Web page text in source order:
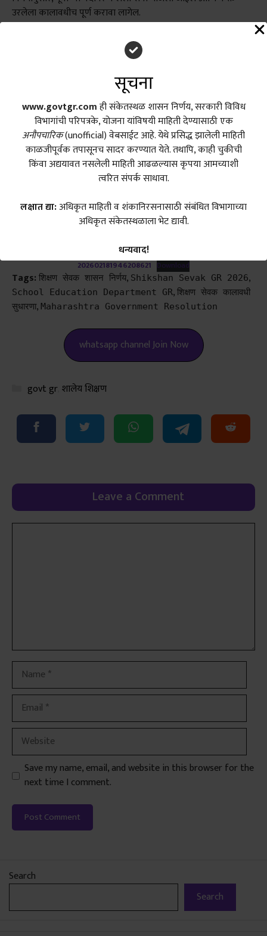
सूचना
www.govtgr.comही संकेतस्थळ शासन निर्णय, सरकारी विविध
विभागांची परिपत्रके, योजना यांविषयी माहिती देण्यासाठी एक
अनौपचारिक(unofficial) वेबसाईट आहे. येथे प्रसिद्ध झालेली माहिती
काळजीपूर्वक तपासूनच सादर करण्यात येते. तथापि, काही चुकीची
किंवा अद्ययावत नसलेली माहिती आढळल्यास कृपया आमच्याशी
त्वरित संपर्क साधावा.
लक्षात द्या:अधिकृत माहिती व शंकानिरसनासाठी संबंधित विभागाच्या
अधिकृत संकेतस्थळाला भेट द्यावी.
धन्यवाद!
Call To Action
उरलेला कालावधीच पूर्ण करावा लागेल.
५. या शासन निर्णयाची PDF कुठे मिळेल?
महाराष्ट्र शासनाच्या अधिकृत वेबसाईटवर उपलब्ध असून, खाली दिलेल्या
PDF डाउनलोड माहिती
हा मूळ शासन निर्णय महाराष्ट्र शासनाच्या अधिकृत वेबसाईटवर
(www.maharashtra.gov.in) उपलब्ध करून देण्यात आला आहे
GR संकेतांक (Code):२०२६०२१८१९४६२०८६२१
१८ फेब्रुवारी २०२६
202602181946208621 Download
Tags: शिक्षण सेवक शासन निर्णय, Shikshan Sevak GR 2026,
School Education Department GR, शिक्षण सेवक कालावधी
सुधारणा, Maharashtra Government Resolution
whatsapp channel Join Now
Categories
govt gr, शालेय शिक्षण
Leave a Comment
Name
Email
Website
Save my name, email, and website in this browser for the
next time I comment.
Search
Search